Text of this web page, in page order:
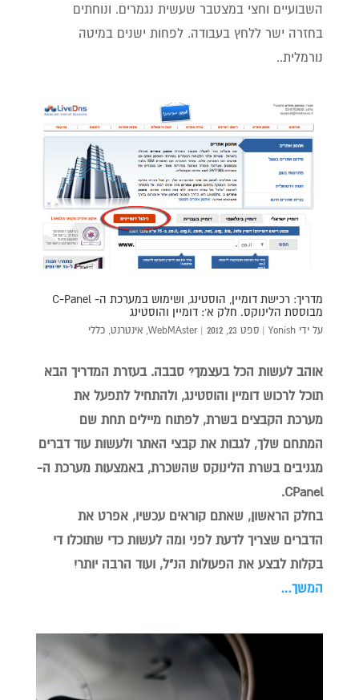
השבועיים וחצי במצטבר שעשית נגמרים. ונוחתים
בחזרה ישר ללחץ בעבודה. לפחות ישנים במיטה
נורמלית..
מדריך: רכישת דומיין, הוסטינג, ושימוש במערכת ה- C-Panel
מבוססת הלינוקס. חלק א': דומיין והוסטינג
על ידי Yonish
| ספט 23, 2012 |
WebMAster
, אינטרנט, כללי
אוהב לעשות הכל בעצמך? סבבה. בעזרת המדריך הבא
תוכל לרכוש דומיין והוסטינג, ולהתחיל לתפעל את
מערכת הקבצים בשרת, לפתוח מיילים תחת שם
המתחם שלך, לגבות את קבצי האתר ולעשות עוד דברים
מגניבים בשרת הלינוקס שהשכרת, באמצעות מערכת ה-
CPanel.
בחלק הראשון, שאתם קוראים עכשיו, אפרט את
הדברים שצריך לדעת לפני ומה לעשות כדי שתוכלו די
בקלות לבצע את הפעולות הנ"ל, ועוד הרבה יותר!
המשך…